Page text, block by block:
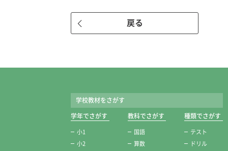
戻る
学校教材をさがす
学年でさがす
小1
小2
教科でさがす
国語
算数
種類でさがす
テスト
ドリル